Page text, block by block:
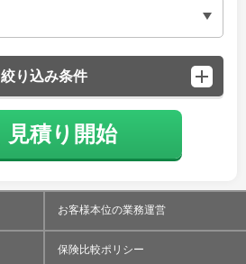
絞り込み条件
見積り開始
お客様本位の業務運営
保険比較ポリシー